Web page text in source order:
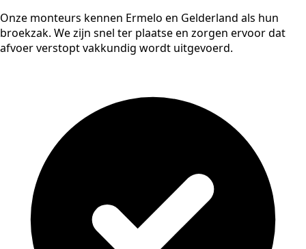
Onze monteurs kennen Ermelo en Gelderland als hun
broekzak. We zijn snel ter plaatse en zorgen ervoor dat
afvoer verstopt vakkundig wordt uitgevoerd.